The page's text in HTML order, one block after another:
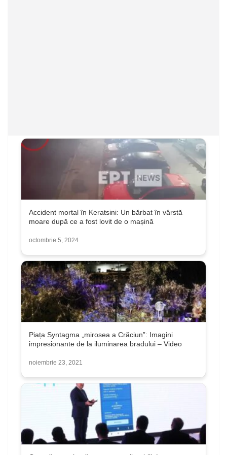
Accident mortal în Keratsini: Un bărbat în vârstă
moare după ce a fost lovit de o mașină
octombrie 5, 2024
Piața Syntagma „mirosea a Crăciun”: Imagini
impresionante de la iluminarea bradului – Video
noiembrie 23, 2021